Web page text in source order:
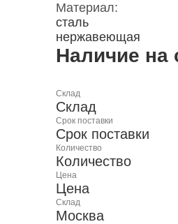
Материал:
сталь
нержавеющая
Наличие на
Склад
Склад
Срок поставки
Срок поставки
Количество
Количество
Цена
Цена
Склад
Москва